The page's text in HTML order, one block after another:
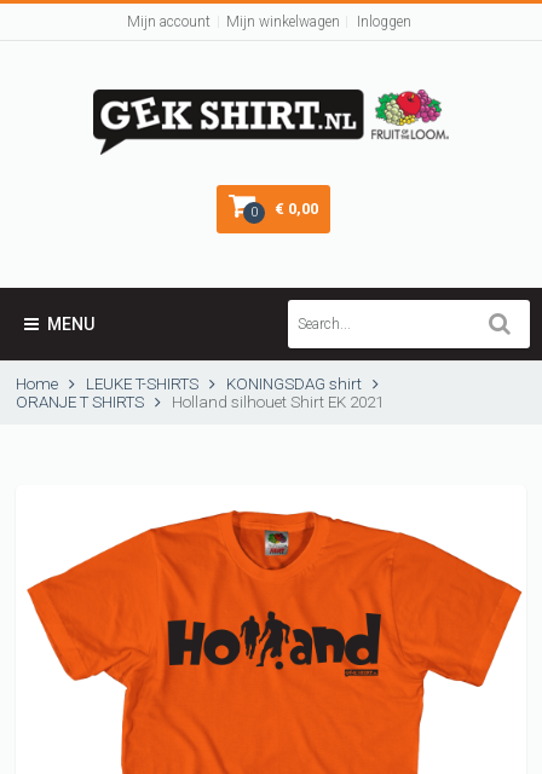
Mijn account Mijn winkelwagen Inloggen
0 € 0,00
MENU
Home LEUKE T-SHIRTS
KONINGSDAG shirt
ORANJE T SHIRTS
Holland silhouet Shirt EK 2021